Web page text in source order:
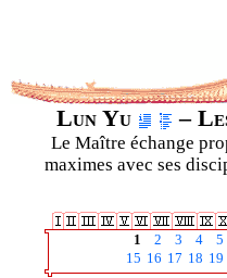
Lun Yu –
Le Maître échange
maximes avec ses
1 2 3 4
5
15 16 17 18 19